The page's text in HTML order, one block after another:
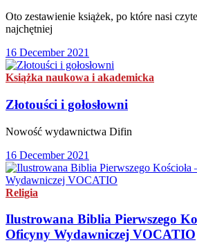
Oto zestawienie książek, po które nasi
najchętniej
16 December 2021
Książka naukowa i akademicka
Złotouści i gołosłowni
Nowość wydawnictwa Difin
16 December 2021
Religia
Ilustrowana Biblia Pierwszego
Oficyny Wydawniczej VOCATIO